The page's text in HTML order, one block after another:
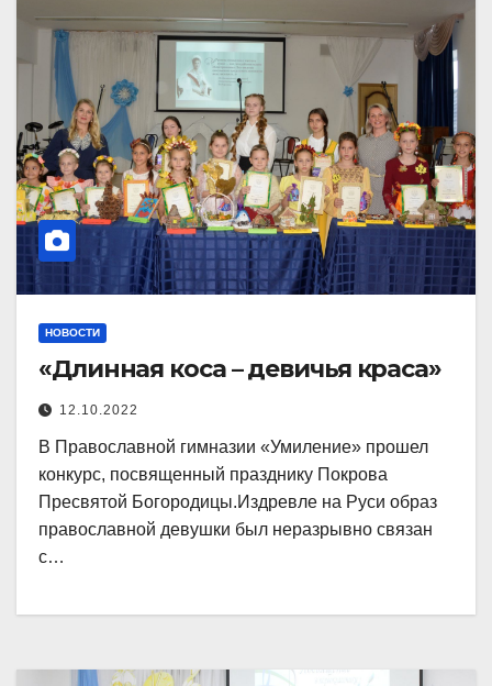
НОВОСТИ
«Длинная коса – девичья краса»
12.10.2022
В Православной гимназии «Умиление» прошел
конкурс, посвященный празднику Покрова
Пресвятой Богородицы.Издревле на Руси образ
православной девушки был неразрывно связан
с…